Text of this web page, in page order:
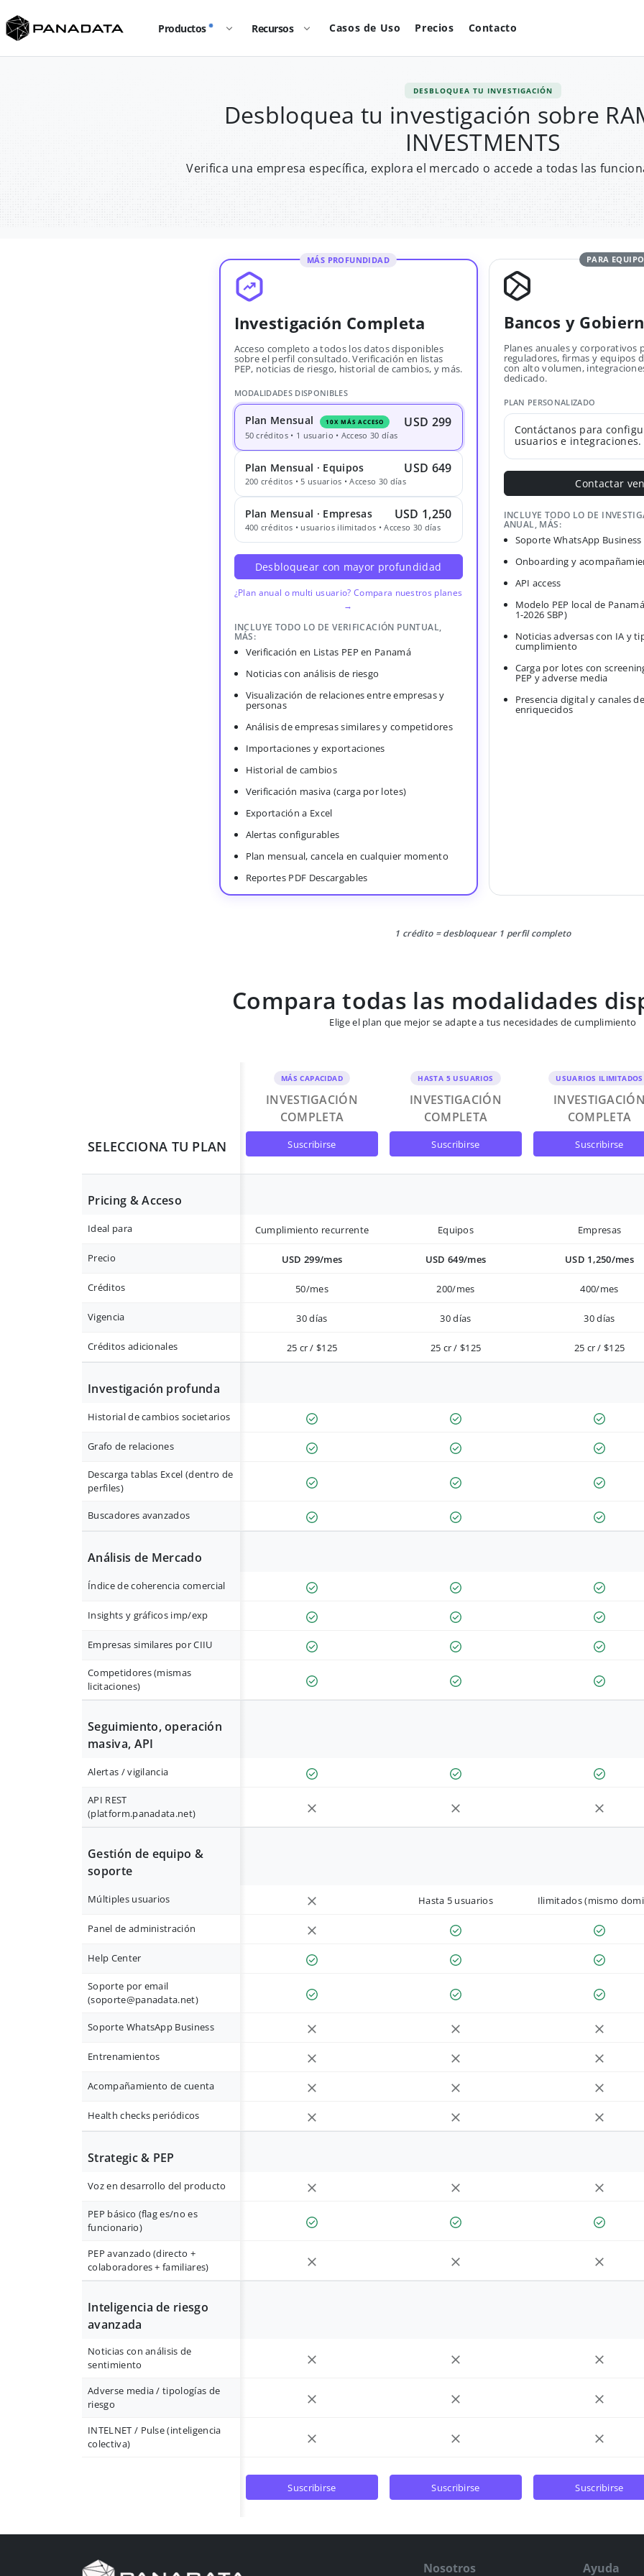
Productos Recursos Casos de Uso Precios Contacto
DESBLOQUEA TU INVESTIGACIÓN
Desbloquea tu investigación sobre
INVESTMENTS
Verifica una empresa específica, explora el mercado o accede a todas las
MÁS PROFUNDIDAD
Investigación Completa
Acceso completo a todos los datos disponibles
sobre el perfil consultado. Verificación en listas
PEP, noticias de riesgo, historial de cambios, y más.
MODALIDADES DISPONIBLES
Plan Mensual 10X MÁS ACCESO USD 299
50 créditos • 1 usuario • Acceso 30 días
Plan Mensual · Equipos USD 649
200 créditos • 5 usuarios • Acceso 30 días
Plan Mensual · Empresas USD 1,250
400 créditos • usuarios ilimitados • Acceso 30 días
Desbloquear con mayor profundidad
¿Plan anual o multi usuario? Compara nuestros planes
→
INCLUYE TODO LO DE VERIFICACIÓN PUNTUAL,
MÁS:
Verificación en Listas PEP en Panamá
Noticias con análisis de riesgo
Visualización de relaciones entre empresas y
personas
Análisis de empresas similares y competidores
Importaciones y exportaciones
Historial de cambios
Verificación masiva (carga por lotes)
Exportación a Excel
Alertas configurables
Plan mensual, cancela en cualquier momento
Reportes PDF Descargables
PARA
Bancos y
Planes anuales y corporativos
reguladores, firmas y equipos
con alto volumen,
dedicado.
PLAN PERSONALIZADO
Contáctanos para
usuarios e integraciones.
Contactar
INCLUYE TODO LO DE
ANUAL, MÁS:
Soporte WhatsApp Business
Onboarding y
API access
Modelo PEP local de
1-2026 SBP)
Noticias adversas con IA y
cumplimiento
Carga por lotes con
PEP y adverse media
Presencia digital y canales
enriquecidos
1 crédito = desbloquear 1 perfil completo
Compara todas las modalidades
Elige el plan que mejor se adapte a tus necesidades de cumplimiento
SELECCIONA TU PLAN
MÁS CAPACIDAD
INVESTIGACIÓN
COMPLETA
suscribirse
HASTA 5 USUARIOS
INVESTIGACIÓN
COMPLETA
suscribirse
USUARIOS ILIMITADOS
COMPLETA
suscribirse
Pricing & Acceso
Ideal para Cumplimiento recurrente Equipos Empresas
Precio USD 299/mes USD 649/mes USD 1,250/mes
Créditos 50/mes 200/mes 400/mes
Vigencia 30 días 30 días 30 días
Créditos adicionales 25 cr / $125 25 cr / $125 25 cr / $125
Investigación profunda
Historial de cambios societarios
Grafo de relaciones
Descarga tablas Excel (dentro de
perfiles)
Buscadores avanzados
Análisis de Mercado
Índice de coherencia comercial
Insights y gráficos imp/exp
Empresas similares por CIIU
Competidores (mismas
licitaciones)
Seguimiento, operación
masiva, API
Alertas / vigilancia
API REST
(platform.panadata.net)
Gestión de equipo &
soporte
Múltiples usuarios Hasta 5 usuarios Ilimitados (mismo
Panel de administración
Help Center
Soporte por email
(soporte@panadata.net)
Soporte WhatsApp Business
Entrenamientos
Acompañamiento de cuenta
Health checks periódicos
Strategic & PEP
Voz en desarrollo del producto
PEP básico (flag es/no es
funcionario)
PEP avanzado (directo +
colaboradores + familiares)
Inteligencia de riesgo
avanzada
Noticias con análisis de
sentimiento
Adverse media / tipologías de
riesgo
INTELNET / Pulse (inteligencia
colectiva)
suscribirse suscribirse suscribirse
Nosotros Ayuda